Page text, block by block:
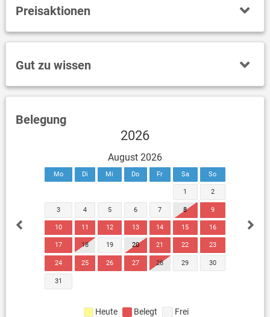
Preisaktionen
Gut zu wissen
Belegung
2026
August 2026
Mo Di Mi Do Fr Sa So
1 2
3 4 5 6 7 8 9
10 11 12 13 14 15 16
17 18 19 20 21 22 23
24 25 26 27 28 29 30
31
Heute Belegt
Frei